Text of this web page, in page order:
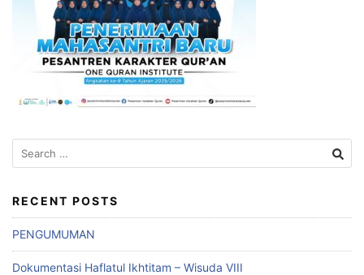
Search
for:
RECENT POSTS
PENGUMUMAN
Dokumentasi Haflatul Ikhtitam – Wisuda VIII